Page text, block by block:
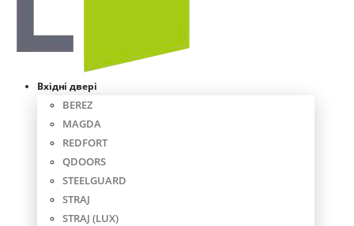
Вхідні двері
BEREZ
MAGDA
REDFORT
QDOORS
STEELGUARD
STRAJ
STRAJ (LUX)